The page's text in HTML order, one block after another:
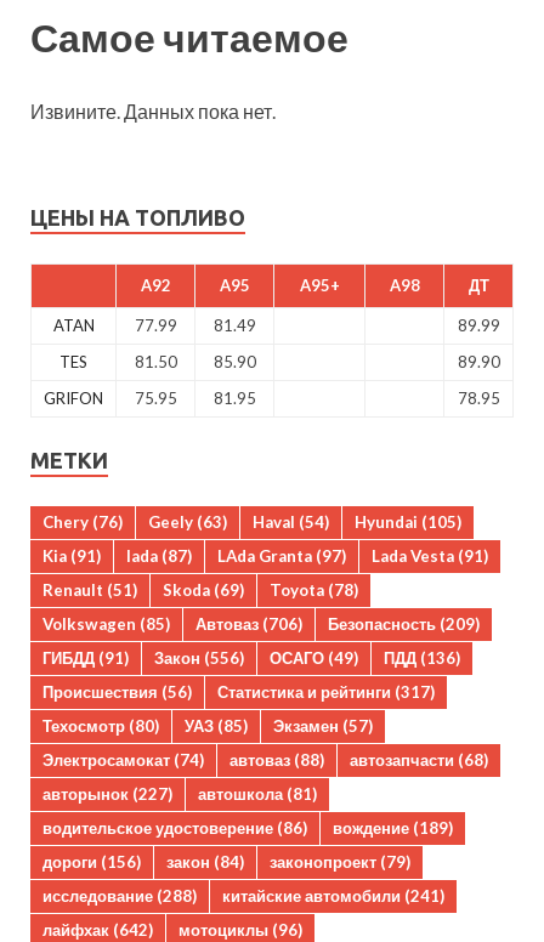
Самое читаемое
Извините. Данных пока нет.
ЦЕНЫ НА ТОПЛИВО
A92 A95 A95+ A98 ДТ
ATAN 77.99 81.49
89.99
TES
81.50 85.90
89.90
GRIFON
75.95 81.95 78.95
МЕТКИ
Chery (76) Geely (63) Haval (54) Hyundai (105)
Kia (91) lada (87) LAda Granta (97) Lada Vesta (91)
Renault (51) Skoda (69) Toyota (78)
Volkswagen (85) Автоваз (706) Безопасность (209)
ГИБДД (91) Закон (556) ОСАГО (49) ПДД (136)
Происшествия (56) Статистика и рейтинги (317)
Техосмотр (80) УАЗ (85) Экзамен (57)
Электросамокат (74) автоваз (88) автозапчасти (68)
авторынок (227) автошкола (81)
водительское удостоверение (86) вождение (189)
дороги (156) закон (84) законопроект (79)
исследование (288) китайские автомобили (241)
лайфхак (642) мотоциклы (96)